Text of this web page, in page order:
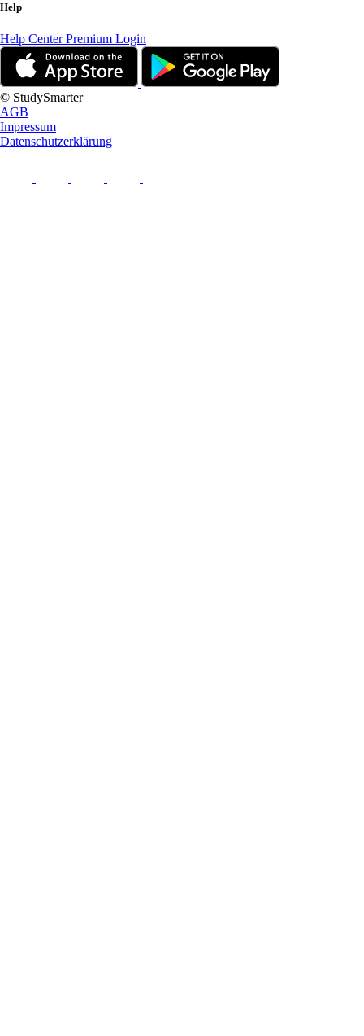
Help
Help CenterPremium Login
© StudySmarter
AGB
Impressum
Datenschutzerklärung